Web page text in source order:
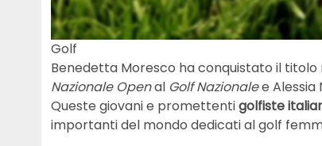
Golf
Benedetta Moresco ha conquistato il titolo
Nazionale Openal Golf Nazionalee Alessia
Queste giovani e promettentigolfiste
importanti del mondo dedicati al golf